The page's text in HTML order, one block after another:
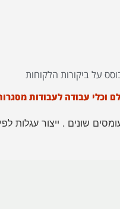
על ביקורות הלקוחות
וכלי עבודה לעבודות
שונים . ייצור עגלות